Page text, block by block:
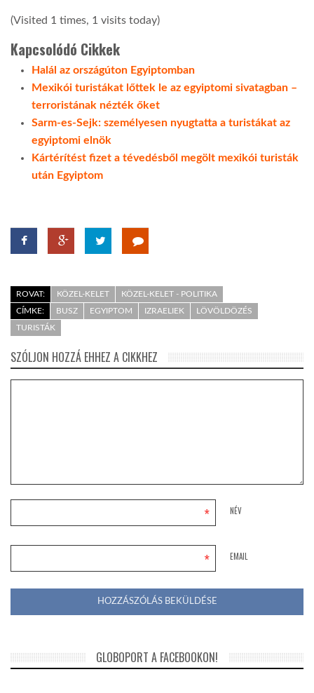
(Visited 1 times, 1 visits today)
Kapcsolódó Cikkek
Halál az országúton Egyiptomban
Mexikói turistákat lőttek le az egyiptomi sivatagban –
terroristának nézték őket
Sarm-es-Sejk: személyesen nyugtatta a turistákat az
egyiptomi elnök
Kártérítést fizet a tévedésből megölt mexikói turisták
után Egyiptom
ROVAT: KÖZEL-KELET
KÖZEL-KELET - POLITIKA
CÍMKE:
BUSZ EGYIPTOM IZRAELIEK
LÖVÖLDÖZÉS
TURISTÁK
SZÓLJON HOZZÁ EHHEZ A CIKKHEZ
NÉV
*
EMAIL
*
GLOBOPORT A FACEBOOKON!